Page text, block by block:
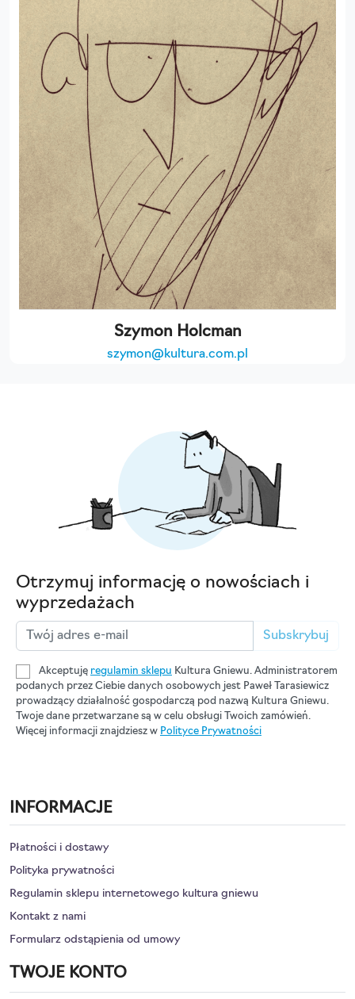
Szymon Holcman
szymon@kultura.com.pl
Otrzymuj informację o nowościach i
wyprzedażach
Subskrybuj
Akceptuję regulamin sklepu Kultura Gniewu. Administratorem
podanych przez Ciebie danych osobowych jest Paweł Tarasiewicz
prowadzący działalność gospodarczą pod nazwą Kultura Gniewu.
Twoje dane przetwarzane są w celu obsługi Twoich zamówień.
Więcej informacji znajdziesz w Polityce Prywatności
INFORMACJE
Płatności i dostawy
Polityka prywatności
Regulamin sklepu internetowego kultura gniewu
Kontakt z nami
Formularz odstąpienia od umowy
TWOJE KONTO